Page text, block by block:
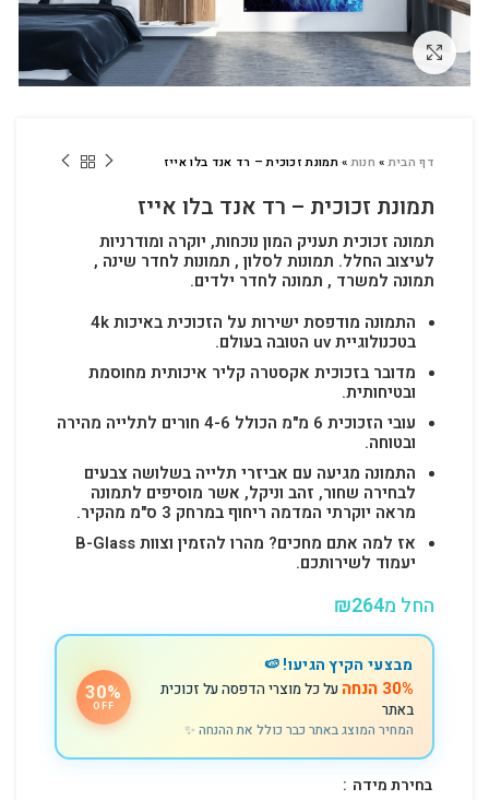
לחץ להגדלה
דף הבית» חנות»תמונת זכוכית – רד אנד בלו אייז
תמונת זכוכית – רד אנד בלו אייז
תמונה זכוכית תעניק המון נוכחות, יוקרה ומודרניות
לעיצוב החלל. תמונות לסלון , תמונות לחדר שינה ,
תמונה למשרד , תמונה לחדר ילדים.
התמונה מודפסת ישירות על הזכוכית באיכות 4k
בטכנולוגיית uv הטובה בעולם.
מדובר בזכוכית אקסטרה קליר איכותית מחוסמת
ובטיחותית.
עובי הזכוכית 6 מ"מ הכולל 4-6 חורים לתלייה מהירה
ובטוחה.
התמונה מגיעה עם אביזרי תלייה בשלושה צבעים
לבחירה שחור, זהב וניקל, אשר מוסיפים לתמונה
מראה יוקרתי המדמה ריחוף במרחק 3 ס"מ מהקיר.
אז למה אתם מחכים? מהרו להזמין וצוות B-Glass
יעמוד לשירותכם.
החל מ ₪264
מבצעי הקיץ הגיעו! 🍉
30% הנחה
על כל מוצרי הדפסה על זכוכית
באתר
המחיר המוצג באתר כבר כולל את ההנחה ✨
30%
OFF
בחירת מידה